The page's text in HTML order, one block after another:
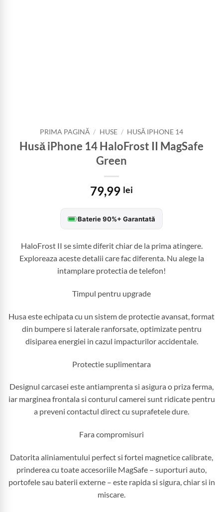
PRIMA PAGINĂ / HUSE / HUSĂ IPHONE 14
Husă iPhone 14 HaloFrost II MagSafe
Green
79,99 lei
Baterie 90%+ Garantată
HaloFrost II se simte diferit chiar de la prima atingere.
Exploreaza aceste detalii care fac diferenta. Nu alege la
intamplare protectia de telefon!
Timpul pentru upgrade
Husa este echipata cu un sistem de protectie avansat, format
din bumpere si laterale ranforsate, optimizate pentru
disiparea energiei in cazul impacturilor accidentale.
Protectie suplimentara
Designul carcasei este antiamprenta si asigura o priza ferma,
iar marginea frontala si conturul camerei sunt ridicate pentru
a preveni contactul direct cu suprafetele dure.
Fara compromisuri
Datorita aliniamentului perfect si fortei magnetice calibrate,
prinderea cu toate accesoriile MagSafe – suporturi auto,
portofele sau baterii externe – este rapida si sigura, chiar si in
miscare.